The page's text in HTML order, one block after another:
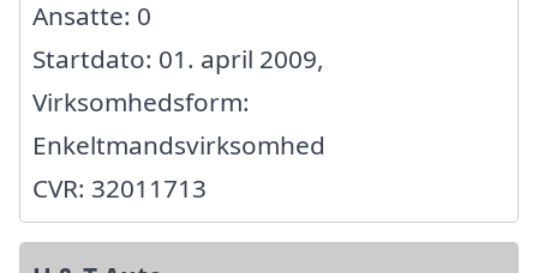
Ansatte: 0
Startdato: 01. april 2009,
Virksomhedsform:
Enkeltmandsvirksomhed
CVR: 32011713